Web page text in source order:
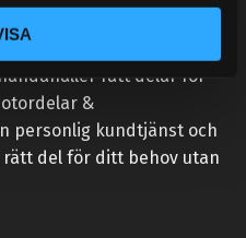
rätt delar för
&
personlig kundtjänst och
del för ditt behov utan